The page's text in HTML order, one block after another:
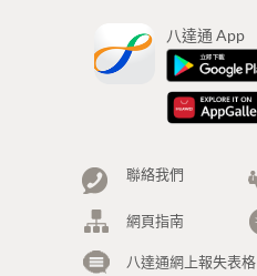
八達通 App
聯絡我們
網頁指南
八達通網上報失表格